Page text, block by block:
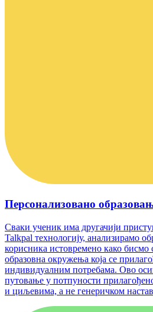
Персонализовано
Сваки ученик има другачији
Talkpal технологију, анализирамо
корисника истовремено како бисмо
образовна окружења која се
индивидуалним потребама. Ово
путовање у потпуности
и циљевима, а не генеричком